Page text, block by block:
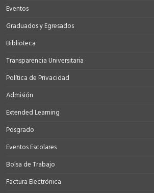
Eventos
Graduados y Egresados
Biblioteca
Transparencia Universitaria
Política de Privacidad
Admisión
Extended Learning
Posgrado
Eventos Escolares
Bolsa de Trabajo
Factura Electrónica